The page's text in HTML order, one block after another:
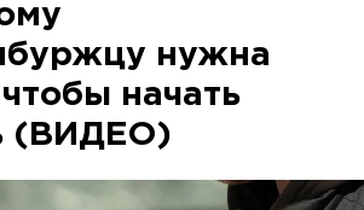
нужна
начать
(ВИДЕО)